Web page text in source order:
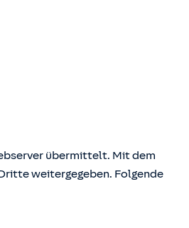
übermittelt. Mit dem
weitergegeben. Folgende